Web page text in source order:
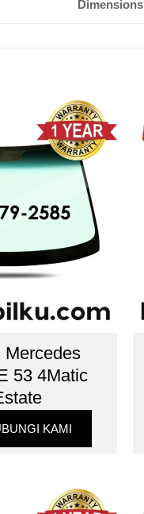
Dimensions
Mercedes
53 4Matic
KAMI